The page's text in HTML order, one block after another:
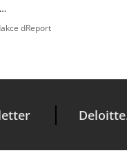
dReport